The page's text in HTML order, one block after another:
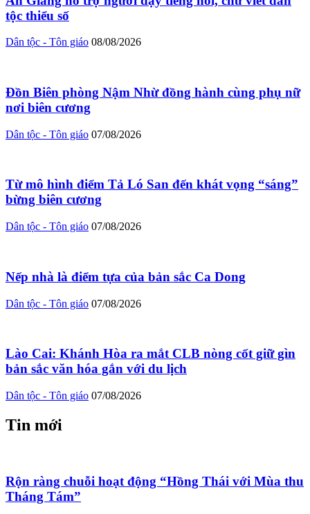
tộc thiểu số
Dân tộc - Tôn giáo 08/08/2026
Đồn Biên phòng Nậm Nhừ đồng hành cùng phụ nữ
nơi biên cương
Dân tộc - Tôn giáo 07/08/2026
Từ mô hình điểm Tả Ló San đến khát vọng “sáng”
bừng biên cương
Dân tộc - Tôn giáo 07/08/2026
Nếp nhà là điểm tựa của bản sắc Ca Dong
Dân tộc - Tôn giáo 07/08/2026
Lào Cai: Khánh Hòa ra mắt CLB nòng cốt giữ gìn
bản sắc văn hóa gắn với du lịch
Dân tộc - Tôn giáo 07/08/2026
Tin mới
Rộn ràng chuỗi hoạt động “Hồng Thái với Mùa thu
Tháng Tám”